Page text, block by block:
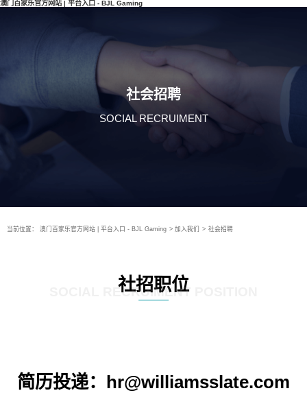
澳门百家乐官方网站 | 平台入口 - BJL Gaming
社会招聘
SOCIAL RECRUIMENT
当前位置： 澳门百家乐官方网站 | 平台入口 - BJL Gaming > 加入我们 > 社会招聘
社招职位
SOCIAL RECRUIMENT POSITION
简历投递：hr@williamsslate.com